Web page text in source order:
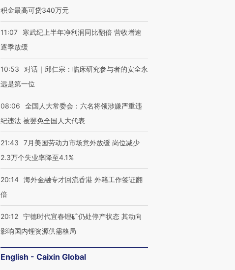
积金最高可贷340万元
11:07
寒武纪上半年净利润同比翻倍 营收增速
逐季放缓
10:53
对话｜邱仁宗：临床研究参与者的安全永
远是第一位
08:06
全国人大常委会：六名将领涉嫌严重违
纪违法 被罢免全国人大代表
21:43
7月美国劳动力市场意外放缓 岗位减少
2.3万个失业率降至4.1%
20:14 海外金融专才回流香港 外籍工作签证翻
倍
20:12 宁德时代宜春锂矿仍处停产状态 其动向
影响国内锂资源供需格局
English - Caixin Global